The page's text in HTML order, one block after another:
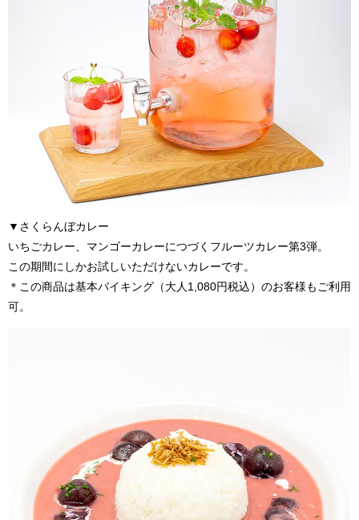
▼ さくらんぼカレー
いちごカレー、マンゴーカレーにつづくフルーツカレー第3弾。
この期間にしかお試しいただけないカレーです。
＊この商品は基本バイキング（大人1,080円税込）のお客様もご利用
可。